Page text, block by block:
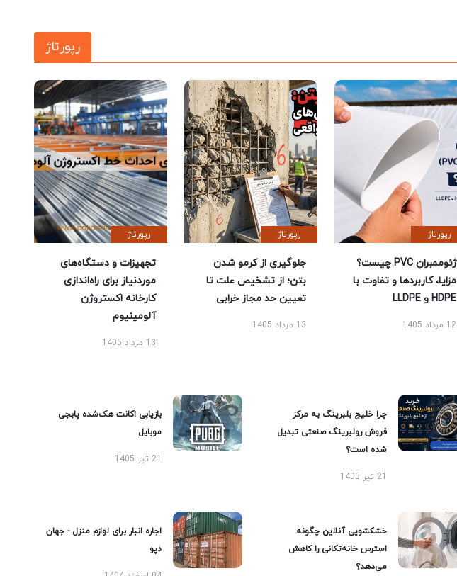
رپورتاژ
رپورتاژ
ژئوممبران PVC چیست؟
مزایا، کاربردها و تفاوت با
HDPE و LLDPE
12 مرداد 1405
رپورتاژ
جلوگیری از کرمو شدن
بتن؛ از تشخیص علت تا
تعیین حد مجاز خرابی
13 مرداد 1405
رپورتاژ
تجهیزات و دستگاه‌های
موردنیاز برای راه‌اندازی
کارخانه اکستروژن
آلومینیوم
13 مرداد 1405
چرا خلیج بلبرینگ به مرکز
فروش رولبرینگ صنعتی تبدیل
شده است؟
21 تیر 1405
بازیابی اکانت هک‌شده پابجی
موبایل
21 تیر 1405
خشکشویی آنلاین چگونه
استرس خانه‌تکانی را کاهش
می‌دهد؟
اجاره انبار برای لوازم منزل - جهان
دپو